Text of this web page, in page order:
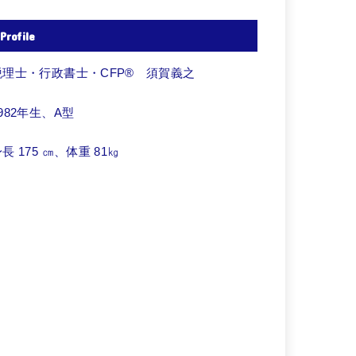
Profile
理士・行政書士・CFP® 須賀義之
年生、A型
長 175 ㎝、体重 81㎏